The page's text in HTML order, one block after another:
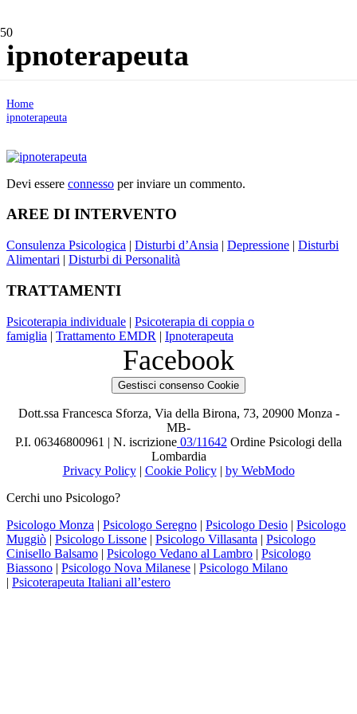
ipnoterapeuta
Home
ipnoterapeuta
Devi essere connesso per inviare un commento.
AREE DI INTERVENTO
Consulenza Psicologica | Disturbi d’Ansia | Depressione | Disturbi
Alimentari | Disturbi di Personalità
TRATTAMENTI
Psicoterapia individuale | Psicoterapia di coppia o
famiglia | Trattamento EMDR | Ipnoterapeuta
Facebook
Gestisci consenso Cookie
Dott.ssa Francesca Sforza, Via della Birona, 73, 20900 Monza -
MB-
P.I. 06346800961 | N. iscrizione 03/11642 Ordine Psicologi della
Lombardia
Privacy Policy| Cookie Policy| by WebModo
Cerchi uno Psicologo?
Psicologo Monza | Psicologo Seregno | Psicologo Desio | Psicologo
Muggiò | Psicologo Lissone | Psicologo Villasanta | Psicologo
Cinisello Balsamo | Psicologo Vedano al Lambro | Psicologo
Biassono | Psicologo Nova Milanese | Psicologo Milano
| Psicoterapeuta Italiani all’estero